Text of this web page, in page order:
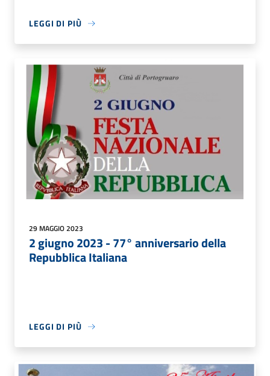
LEGGI DI PIÙ
29 MAGGIO 2023
2 giugno 2023 - 77° anniversario della
Repubblica Italiana
LEGGI DI PIÙ